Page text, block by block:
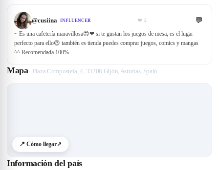
@cusiina INFLUENCER ❤ 4 💬
~ Es una cafetería maravillosa😍❤ si te gustan los juegos de mesa, es el lugar
perfecto para ello😍 también es tienda puedes comprar juegos, comics y mangas
^^ Recomendada 100%
Mapa Plaza Compostela, 4, 33208 Gijón, Asturias, Spain
📍 Cómo llegar↗
Información del país